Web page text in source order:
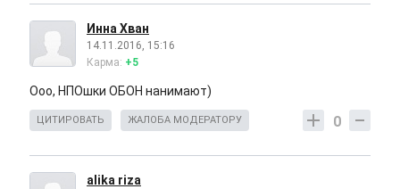
Инна Хван
14.11.2016, 15:16
Карма: +5
Ооо, НПОшки ОБОН нанимают)
0
ЦИТИРОВАТЬ ЖАЛОБА МОДЕРАТОРУ
alika riza